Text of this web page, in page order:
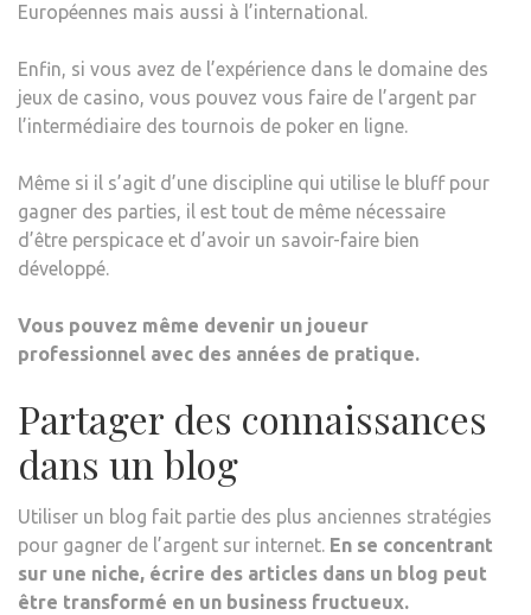
Européennes mais aussi à l’international.
Enfin, si vous avez de l’expérience dans le domaine des
jeux de casino, vous pouvez vous faire de l’argent par
l’intermédiaire des tournois de poker en ligne.
Même si il s’agit d’une discipline qui utilise le bluff pour
gagner des parties, il est tout de même nécessaire
d’être perspicace et d’avoir un savoir-faire bien
développé.
Vous pouvez même devenir un joueur
professionnel avec des années de pratique.
Partager des connaissances
dans un blog
Utiliser un blog fait partie des plus anciennes stratégies
pour gagner de l’argent sur internet. En se concentrant
sur une niche, écrire des articles dans un blog peut
être transformé en un business fructueux.